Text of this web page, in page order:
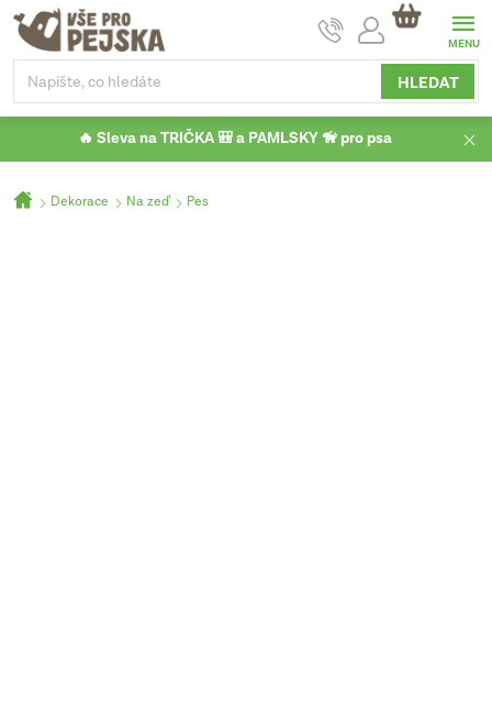
Přejít
obsah
HLEDAT
NÁKUPNÍ
KOŠÍK
🔥 Sleva na TRIČKA 🎒 a PAMLSKY 🦮 pro psa
DomůDekorace Na zeď Pes